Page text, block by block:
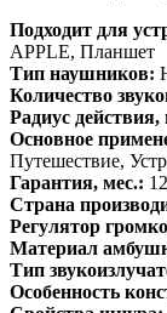
Подходит для
APPLE, Планшет
Тип наушников:
Количество
Радиус действия,
Основное
Путешествие,
Гарантия, мес.: 12
Страна
Регулятор
Материал
Тип
Особенность